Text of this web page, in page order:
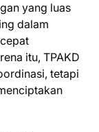
yang luas
dalam
itu, TPAKD
tetapi